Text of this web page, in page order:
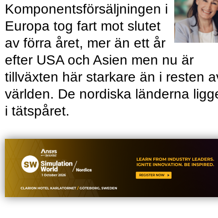
Komponentsförsäljningen i
Europa tog fart mot slutet
av förra året, mer än ett år
efter USA och Asien men nu är
tillväxten här starkare än i resten
världen. De nordiska länderna
i tätspåret.